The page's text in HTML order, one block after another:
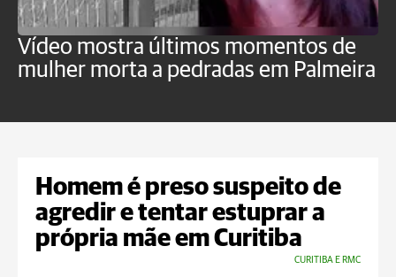
Vídeo mostra últimos momentos de
mulher morta a pedradas em Palmeira
Homem é preso suspeito de
agredir e tentar estuprar a
própria mãe em Curitiba
CURITIBA E RMC